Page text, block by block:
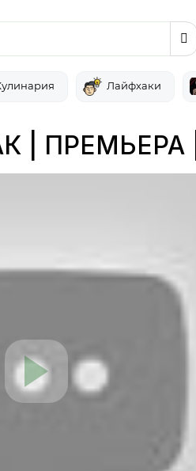
Лайфхаки
| ПРЕМЬЕРА